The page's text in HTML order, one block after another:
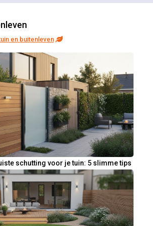
en buitenleven
schutting voor je tuin: 5 slimme tips